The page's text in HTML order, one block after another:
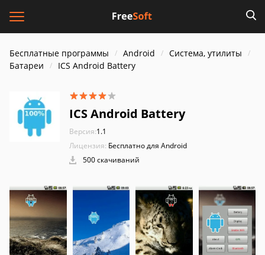
Бесплатные программы Android
Система, утилиты
Батареи
ICS Android Battery
ICS Android Battery
Версия:1.1
Лицензия: Бесплатно для Android
500 скачиваний